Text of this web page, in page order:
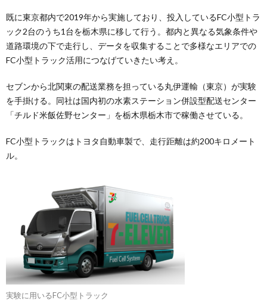
既に東京都内で2019年から実施しており、投入しているFC小型トラ
ック2台のうち1台を栃木県に移して行う。都内と異なる気象条件や
道路環境の下で走行し、データを収集することで多様なエリアでの
FC小型トラック活用につなげていきたい考え。
セブンから北関東の配送業務を担っている丸伊運輸（東京）が実験
を手掛ける。同社は国内初の水素ステーション併設型配送センター
「チルド米飯佐野センター」を栃木県栃木市で稼働させている。
FC小型トラックはトヨタ自動車製で、走行距離は約200キロメート
ル。
実験に用いるFC小型トラック